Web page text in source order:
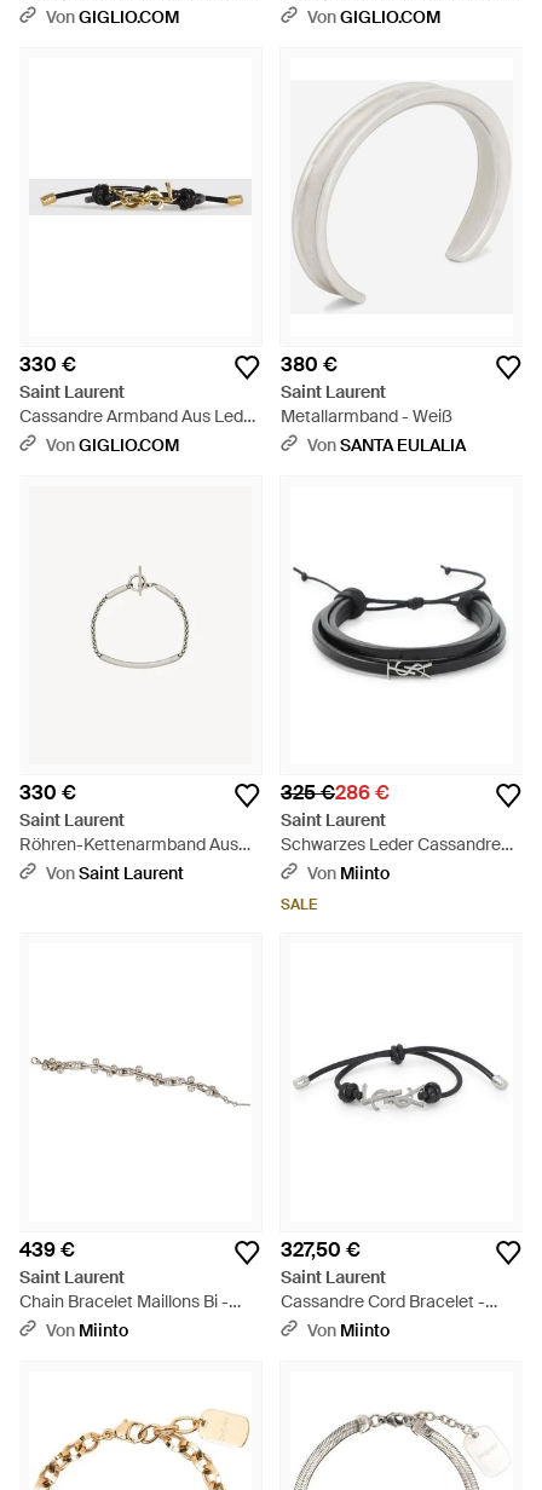
Und Messing - Schwarz
VonGIGLIO.COM
Und Messing - Weiß
VonGIGLIO.COM
330 €
Saint Laurent
Cassandre Armband Aus Leder
Und Messing - Weiß
VonGIGLIO.COM
380 €
Saint Laurent
Metallarmband - Weiß
VonSANTA EULALIA
330 €
Saint Laurent
Röhren-Kettenarmband Aus
Metall - Mehrfarbig
VonSaint Laurent
325 €286 €
Saint Laurent
Schwarzes Leder Cassandre
Logo Armband - Schwarz
Von Miinto
SALE
439 €
Saint Laurent
Chain Bracelet Maillons Bi -
Mettallic
Von Miinto
327,50 €
Saint Laurent
Cassandre Cord Bracelet -
Schwarz
Von Miinto